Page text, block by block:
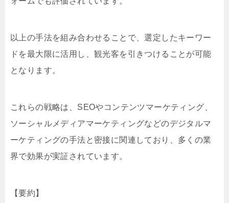
以上の手法を組み合わせることで、選定したキーワー
ドを最大限に活用し、観光客を引きつけることが可能
となります。
これらの戦略は、SEOやコンテンツマーケティング、
ソーシャルメディアマーケティングなどのデジタルマ
ーケティングの手法と密接に関連しており、多くの業
界で効果が実証されています。
【要約】